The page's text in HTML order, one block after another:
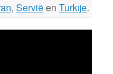
, Serviëen Turkije.